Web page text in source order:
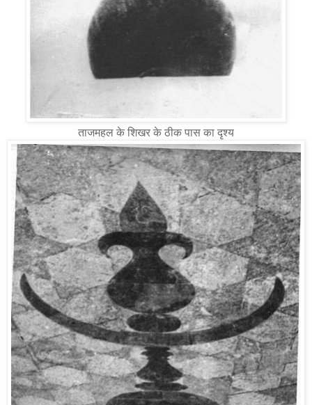
ताजमहल के शिखर के ठीक पास का दृश्य